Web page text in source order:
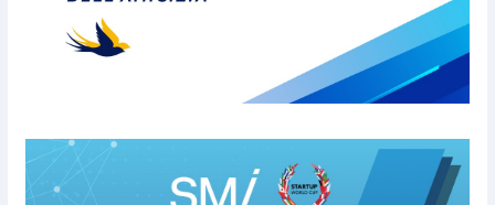
Leggende e storie del Titano”:
l’inequivocabile successo di
pubblico e di partecipazione